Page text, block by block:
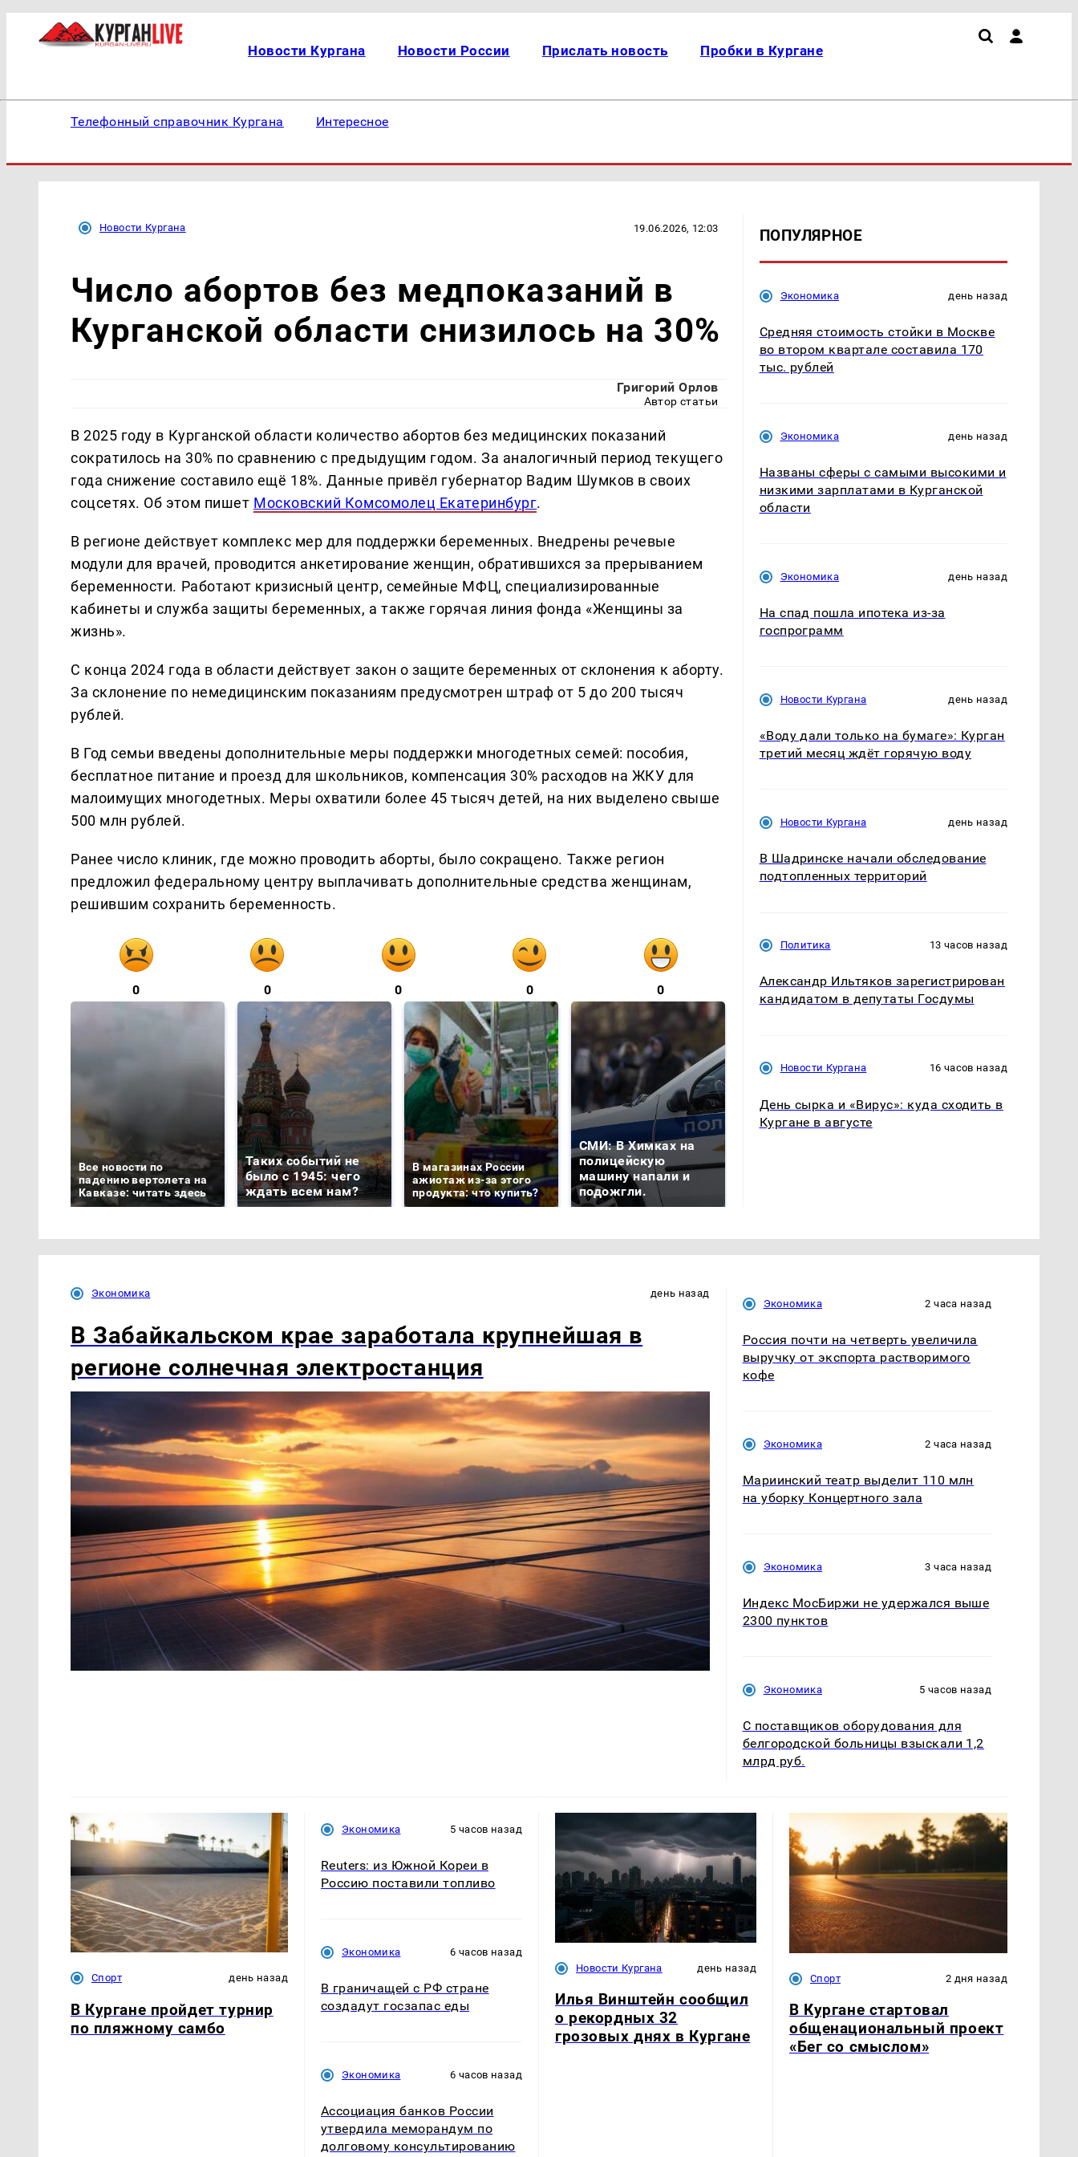
Новости Кургана Новости России Прислать новость Пробки в Кургане
Телефонный справочник Кургана Интересное
Новости Кургана 19.06.2026, 12:03
Число абортов без медпоказаний в
Курганской области снизилось на 30%
Григорий Орлов
Автор статьи
В 2025 году в Курганской области количество абортов без медицинских показаний
сократилось на 30% по сравнению с предыдущим годом. За аналогичный период текущего
года снижение составило ещё 18%. Данные привёл губернатор Вадим Шумков в своих
соцсетях. Об этом пишет Московский Комсомолец Екатеринбург.
В регионе действует комплекс мер для поддержки беременных. Внедрены речевые
модули для врачей, проводится анкетирование женщин, обратившихся за прерыванием
беременности. Работают кризисный центр, семейные МФЦ, специализированные
кабинеты и служба защиты беременных, а также горячая линия фонда «Женщины за
жизнь».
С конца 2024 года в области действует закон о защите беременных от склонения к аборту.
За склонение по немедицинским показаниям предусмотрен штраф от 5 до 200 тысяч
рублей.
В Год семьи введены дополнительные меры поддержки многодетных семей: пособия,
бесплатное питание и проезд для школьников, компенсация 30% расходов на ЖКУ для
малоимущих многодетных. Меры охватили более 45 тысяч детей, на них выделено свыше
500 млн рублей.
Ранее число клиник, где можно проводить аборты, было сокращено. Также регион
предложил федеральному центру выплачивать дополнительные средства женщинам,
решившим сохранить беременность.
0 0 0 0 0
Все новости по
падению вертолета на
Кавказе: читать здесь
Таких событий не
было с 1945: чего
ждать всем нам?
В магазинах России
ажиотаж из-за этого
продукта: что купить?
СМИ: В Химках на
полицейскую
машину напали и
подожгли.
ПОПУЛЯРНОЕ
Экономика день назад
Средняя стоимость стойки в Москве
во втором квартале составила 170
тыс. рублей
Экономика день назад
Названы сферы с самыми высокими и
низкими зарплатами в Курганской
области
Экономика день назад
На спад пошла ипотека из-за
госпрограмм
Новости Кургана день назад
«Воду дали только на бумаге»: Курган
третий месяц ждёт горячую воду
Новости Кургана день назад
В Шадринске начали обследование
подтопленных территорий
Политика 13 часов назад
Александр Ильтяков зарегистрирован
кандидатом в депутаты Госдумы
Новости Кургана 16 часов назад
День сырка и «Вирус»: куда сходить в
Кургане в августе
Экономика день назад
В Забайкальском крае заработала крупнейшая в
регионе солнечная электростанция
Экономика 2 часа назад
Россия почти на четверть увеличила
выручку от экспорта растворимого
кофе
Экономика 2 часа назад
Мариинский театр выделит 110 млн
на уборку Концертного зала
Экономика 3 часа назад
Индекс МосБиржи не удержался выше
2300 пунктов
Экономика 5 часов назад
С поставщиков оборудования для
белгородской больницы взыскали 1,2
млрд руб.
Спорт день назад
В Кургане пройдет турнир
по пляжному самбо
Экономика 5 часов назад
Reuters: из Южной Кореи в
Россию поставили топливо
Экономика 6 часов назад
В граничащей с РФ стране
создадут госзапас еды
Экономика 6 часов назад
Ассоциация банков России
утвердила меморандум по
долговому консультированию
Новости Кургана день назад
Илья Винштейн сообщил
о рекордных 32
грозовых днях в Кургане
Спорт 2 дня назад
В Кургане стартовал
общенациональный проект
«Бег со смыслом»